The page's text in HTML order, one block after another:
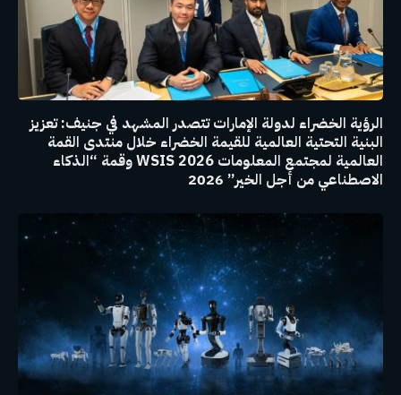
الرؤية الخضراء لدولة الإمارات تتصدر المشهد في جنيف: تعزيز
البنية التحتية العالمية للقيمة الخضراء خلال منتدى القمة
العالمية لمجتمع المعلومات WSIS 2026 وقمة “الذكاء
الاصطناعي من أجل الخير” 2026